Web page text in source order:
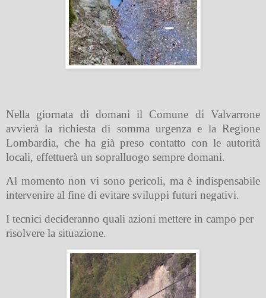
Nella giornata di domani il Comune di Valvarrone
avvierà la richiesta di somma urgenza e la Regione
Lombardia, che ha già preso contatto con le autorità
locali, effettuerà un sopralluogo sempre domani.
Al momento non vi sono pericoli, ma è indispensabile
intervenire al fine di evitare sviluppi futuri negativi.
I tecnici decideranno quali azioni mettere in campo per
risolvere la situazione.